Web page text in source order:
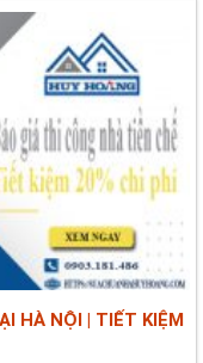
HÀ NỘI | TIẾT KIỆM